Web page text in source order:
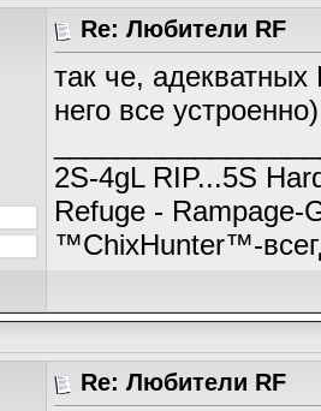
Re: Любители RF
так че,
него все устроенно)
2S-4gL RIP...5S
Refuge - Rampage-
™ChixHunter™-
Re: Любители RF